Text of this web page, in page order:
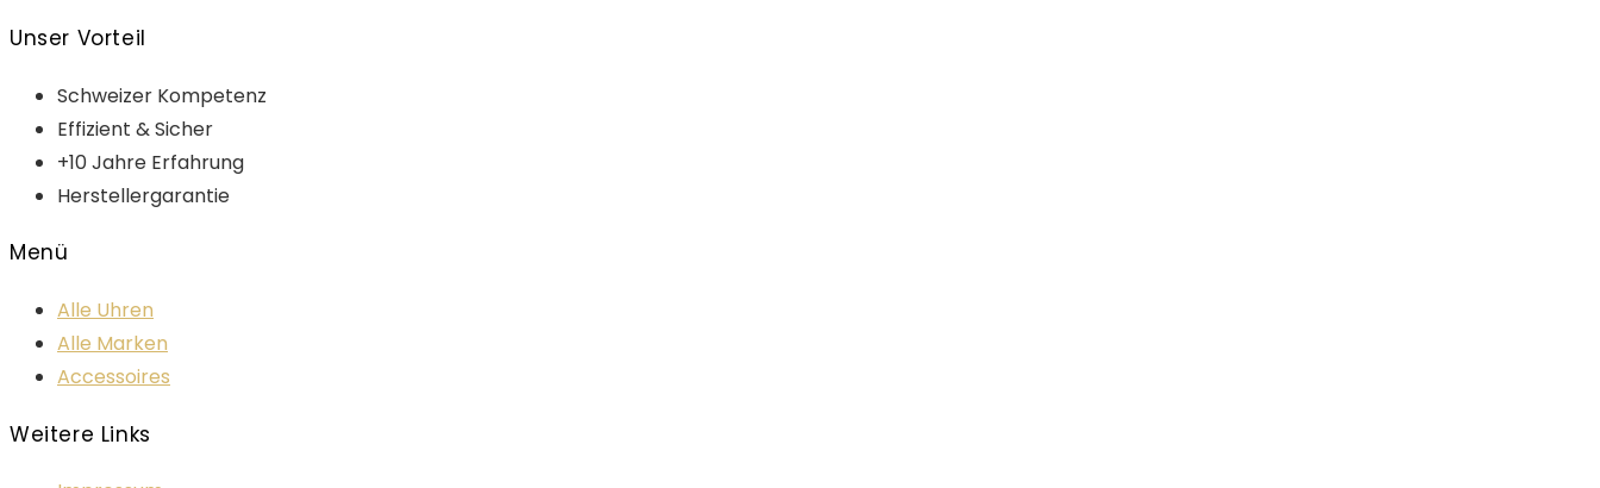
Unser Vorteil
Schweizer Kompetenz
Effizient & Sicher
+10 Jahre Erfahrung
Herstellergarantie
Menü
Alle Uhren
Alle Marken
Accessoires
Weitere Links